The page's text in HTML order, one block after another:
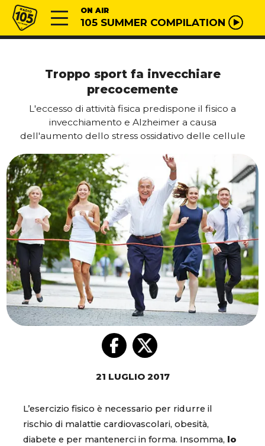
Vai al contenuto
Radio 105 ON AIR
105 SUMMER COMPILATION
Troppo sport fa invecchiare
precocemente
L'eccesso di attività fisica predispone il fisico a
invecchiamento e Alzheimer a causa
dell'aumento dello stress ossidativo delle cellule
21 LUGLIO 2017
L’esercizio fisico è necessario per ridurre il
rischio di malattie cardiovascolari, obesità,
diabete e per mantenerci in forma. Insomma,
lo